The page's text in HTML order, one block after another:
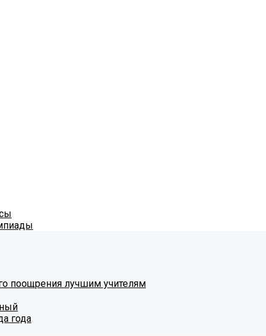
поощрения лучшим учителям
года